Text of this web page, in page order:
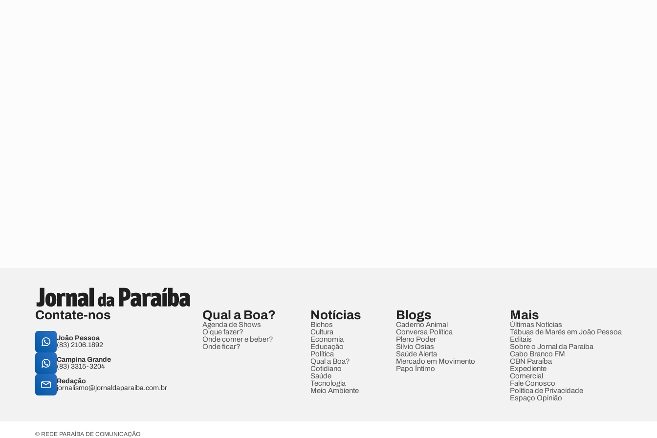
Contate-nos
João Pessoa
(83) 2106.1892
Campina Grande
(83) 3315-3204
Redação
jornalismo@jornaldaparaiba.com.br
Qual a Boa?
Agenda de Shows
O que fazer?
Onde comer e beber?
Onde ficar?
Notícias
Bichos
Cultura
Economia
Educação
Política
Qual a Boa?
Cotidiano
Saúde
Tecnologia
Meio Ambiente
Blogs
Caderno Animal
Conversa Política
Pleno Poder
Sílvio Osias
Saúde Alerta
Mercado em Movimento
Papo Íntimo
Mais
Últimas Notícias
Tábuas de Marés em João Pessoa
Editais
Sobre o Jornal da Paraíba
Cabo Branco FM
CBN Paraíba
Expediente
Comercial
Fale Conosco
Política de Privacidade
Espaço Opinião
© REDE PARAÍBA DE COMUNICAÇÃO